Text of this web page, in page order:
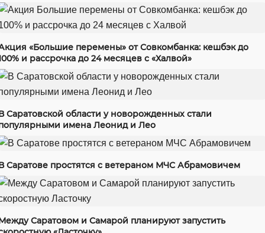
«Большие перемены» от Совкомбанка: кешбэк до
и рассрочка до 24 месяцев с «Халвой»
Саратовской области у новорожденных стали
имена Леонид и Лео
Саратове простятся с ветераном МЧС Абрамовичем
Саратовом и Самарой планируют запустить